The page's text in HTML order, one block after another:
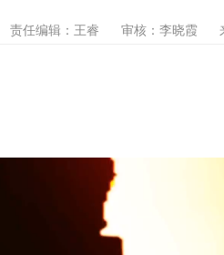
责任编辑：王睿 审核：李晓霞